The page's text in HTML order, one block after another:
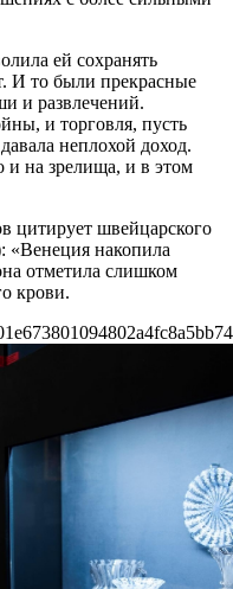
ей сохранять
И то были прекрасные
и развлечений.
и торговля, пусть
неплохой доход.
и на зрелища, и в этом
цитирует швейцарского
«Венеция накопила
отметила слишком
крови.